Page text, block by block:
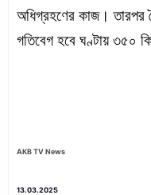
অধিগ্রহণের কাজ। তারপর
গতিবেগ হবে ঘণ্টায় ৩৫০
AKB TV News
13.03.2025